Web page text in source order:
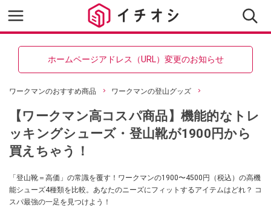
ホームページアドレス（URL）変更のお知らせ
ワークマンのおすすめ商品 ワークマンの登山グッズ
【ワークマン高コスパ商品】機能的なトレ
ッキングシューズ・登山靴が1900円から
買えちゃう！
「登山靴＝高価」の常識を覆す！ワークマンの1900〜4500円（税込）の高機
能シューズ4種類を比較。あなたのニーズにフィットするアイテムはどれ？ コ
スパ最強の一足を見つけよう！